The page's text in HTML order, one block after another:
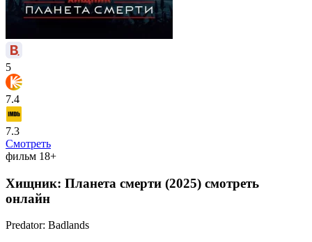
5
7.4
7.3
Смотреть
фильм 18+
Хищник: Планета смерти (2025) смотреть
онлайн
Predator: Badlands